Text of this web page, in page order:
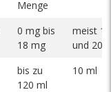
Menge
0 mg bis
18 mg
meist
und 20
bis zu
120 ml
10 ml